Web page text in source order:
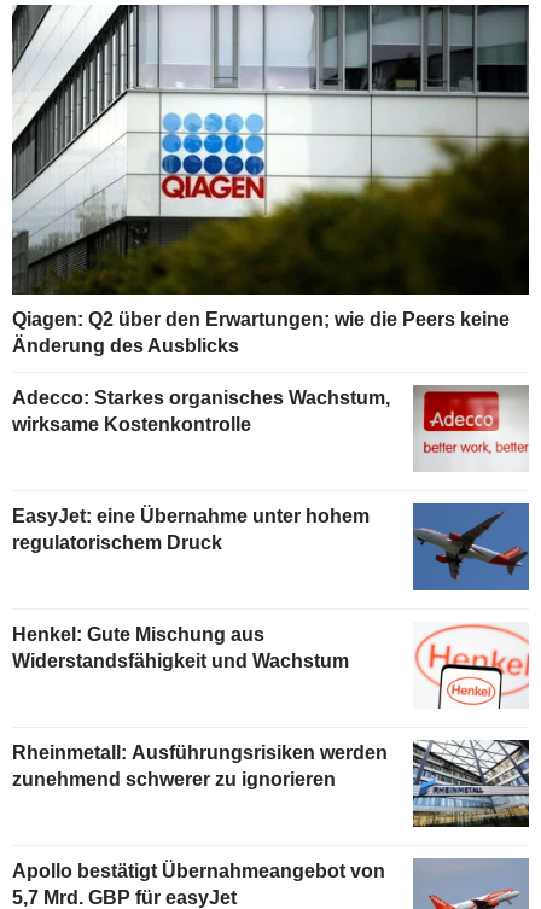
Qiagen: Q2 über den Erwartungen; wie die Peers keine
Änderung des Ausblicks
Adecco: Starkes organisches Wachstum,
wirksame Kostenkontrolle
EasyJet: eine Übernahme unter hohem
regulatorischem Druck
Henkel: Gute Mischung aus
Widerstandsfähigkeit und Wachstum
Rheinmetall: Ausführungsrisiken werden
zunehmend schwerer zu ignorieren
Apollo bestätigt Übernahmeangebot von
5,7 Mrd. GBP für easyJet